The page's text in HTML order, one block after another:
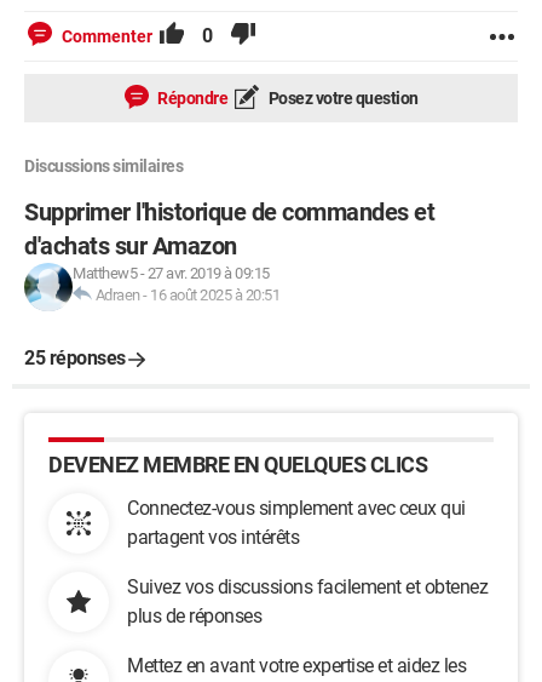
Commenter 0
Répondre Posez votre question
Discussions similaires
Supprimer l'historique de commandes et
d'achats sur Amazon
Matthew5-27 avr. 2019 à 09:15
Adraen- 16 août 2025 à 20:51
25 réponses
DEVENEZ MEMBRE EN QUELQUES CLICS
Connectez-vous simplement avec ceux qui
partagent vos intérêts
Suivez vos discussions facilement et obtenez
plus de réponses
Mettez en avant votre expertise et aidez les